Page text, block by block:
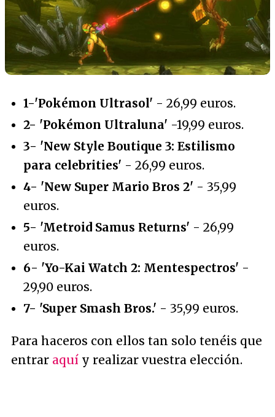
1-'Pokémon Ultrasol' - 26,99 euros.
2- 'Pokémon Ultraluna' -19,99 euros.
3- 'New Style Boutique 3: Estilismo
para celebrities' - 26,99 euros.
4- 'New Super Mario Bros 2' - 35,99
euros.
5- 'Metroid Samus Returns' - 26,99
euros.
6- 'Yo-Kai Watch 2: Mentespectros' -
29,90 euros.
7- 'Super Smash Bros.' - 35,99 euros.
Para haceros con ellos tan solo tenéis que
entrar aquí y realizar vuestra elección.